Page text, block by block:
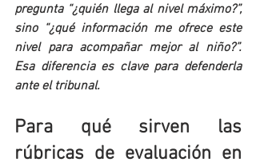
pregunta “¿quién llega al nivel máximo?”,
sino “¿qué información me ofrece este
nivel para acompañar mejor al niño?”.
Esa diferencia es clave para defenderla
ante el tribunal.
Para qué sirven las
rúbricas de evaluación en